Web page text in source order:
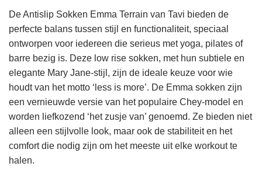
De Antislip Sokken Emma Terrain van Tavi bieden de
perfecte balans tussen stijl en functionaliteit, speciaal
ontworpen voor iedereen die serieus met yoga, pilates of
barre bezig is. Deze low rise sokken, met hun subtiele en
elegante Mary Jane-stijl, zijn de ideale keuze voor wie
houdt van het motto ‘less is more’. De Emma sokken zijn
een vernieuwde versie van het populaire Chey-model en
worden liefkozend ‘het zusje van’ genoemd. Ze bieden niet
alleen een stijlvolle look, maar ook de stabiliteit en het
comfort die nodig zijn om het meeste uit elke workout te
halen.